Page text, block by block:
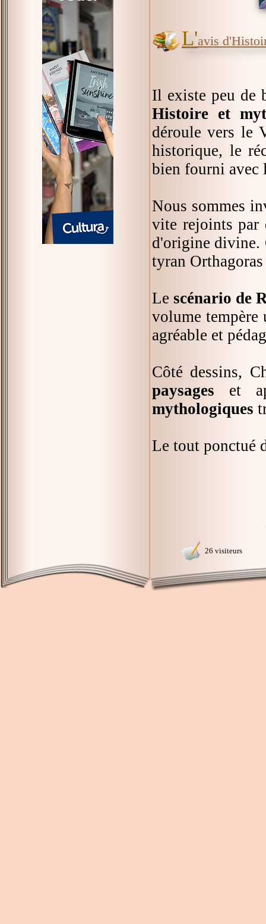
L'avis
Il existe peu de
Histoire et
déroule vers le
historique, le
bien fourni avec
Nous sommes
vite rejoints par
d'origine divine.
tyran
Lescénario de
volume tempère
agréable et
Côté dessins,
paysages et
mythologiques
Le tout ponctué
26 visiteurs